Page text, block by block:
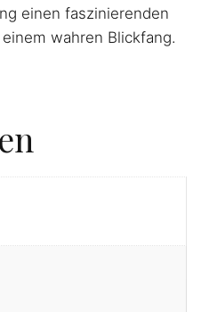
einen faszinierenden
wahren Blickfang.